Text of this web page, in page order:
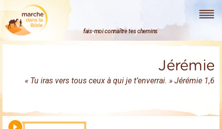
Marche dans la Bible
fais-moi connaître tes chemins
Jérémie
« Tu iras vers tous ceux à qui je t’enverrai. » Jérémie 1,6